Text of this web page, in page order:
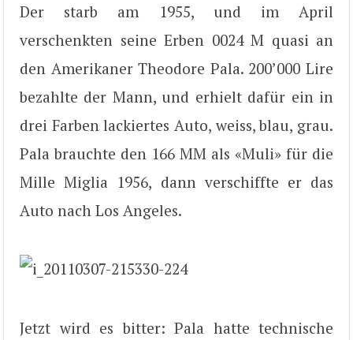
Der starb am 1955, und im April
verschenkten seine Erben 0024 M quasi an
den Amerikaner Theodore Pala. 200’000 Lire
bezahlte der Mann, und erhielt dafür ein in
drei Farben lackiertes Auto, weiss, blau, grau.
Pala brauchte den 166 MM als «Muli» für die
Mille Miglia 1956, dann verschiffte er das
Auto nach Los Angeles.
Jetzt wird es bitter: Pala hatte technische